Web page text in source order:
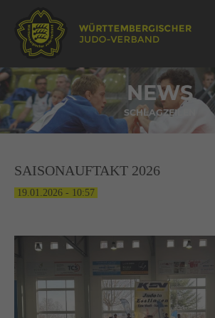
NEWS
SCHLAGZEILEN
SAISONAUFTAKT 2026
19.01.2026 - 10:57